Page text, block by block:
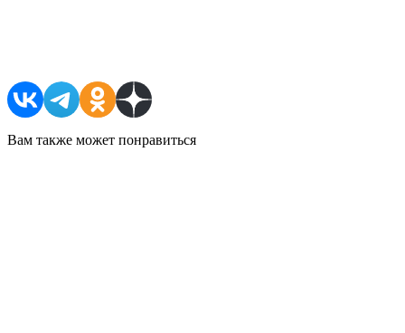
Вам также может понравиться